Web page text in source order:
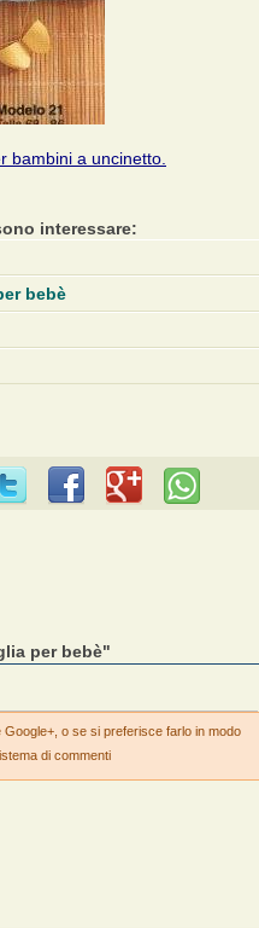
bambini a uncinetto.
interessare:
bebè
per bebè"
o se si preferisce farlo in modo
di commenti